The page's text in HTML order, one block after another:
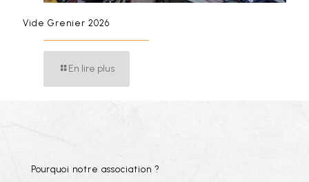
Vide Grenier 2026
En lire plus
Pourquoi notre association ?